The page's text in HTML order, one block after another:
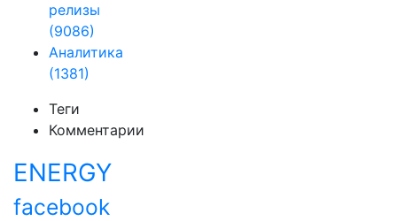
релизы
(9086)
Аналитика
(1381)
Теги
Комментарии
ENERGY
facebook